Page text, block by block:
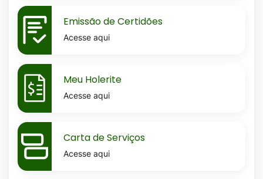
MaskEmissao-
de-
certidoes
Emissão de Certidões
Acesse aqui
MaskMeu-
holerite
Meu Holerite
Acesse aqui
MaskCarta-
de-
servicos
Carta de Serviços
Acesse aqui